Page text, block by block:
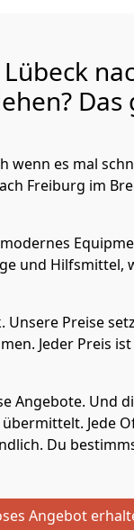
wenn es mal
Freiburg im
und Hilfsmittel,
Unsere Preise
Jeder Preis ist
Angebote. Und
übermittelt. Jede
Du
Angebot